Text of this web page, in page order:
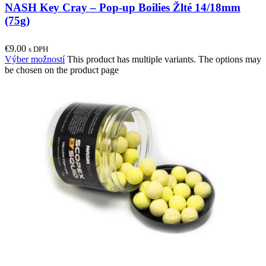
NASH Key Cray – Pop-up Boilies Žlté 14/18mm
(75g)
€9.00 s DPH
Výber možností This product has multiple variants. The options may
be chosen on the product page